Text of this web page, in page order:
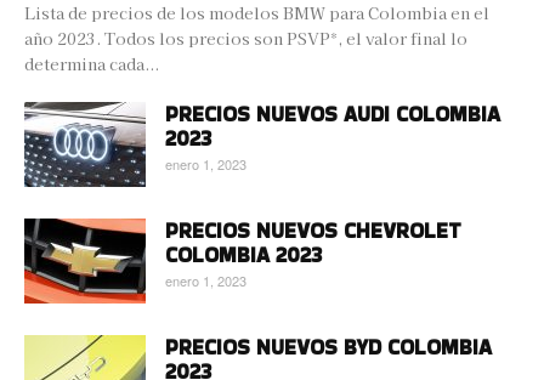
Lista de precios de los modelos BMW para Colombia en el
año 2023. Todos los precios son PSVP*, el valor final lo
determina cada...
PRECIOS NUEVOS AUDI COLOMBIA
2023
enero 1, 2023
PRECIOS NUEVOS CHEVROLET
COLOMBIA 2023
enero 1, 2023
PRECIOS NUEVOS BYD COLOMBIA
2023